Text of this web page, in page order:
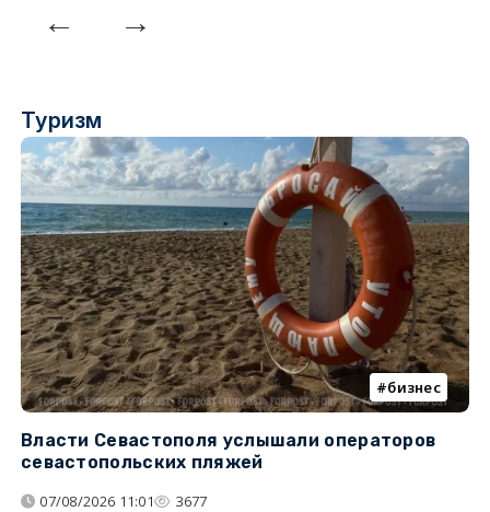
Туризм
бизнес
Власти Севастополя услышали операторов
севастопольских пляжей
07/08/2026 11:01 3677